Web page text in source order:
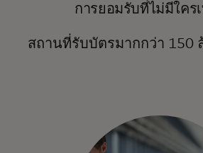
การยอมรับที่ไม่มีใคร
สถานที่รับบัตรมากกว่า 150